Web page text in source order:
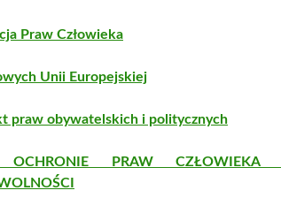
Praw Człowieka
Unii Europejskiej
praw obywatelskich i politycznych
OCHRONIE PRAW CZŁOWIEKA I